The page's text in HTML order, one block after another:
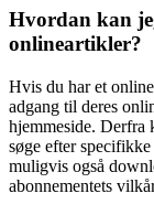
Hvordan kan
onlineartikler?
Hvis du har et
adgang til deres
hjemmeside. Derfra
søge efter
muligvis også
abonnementets